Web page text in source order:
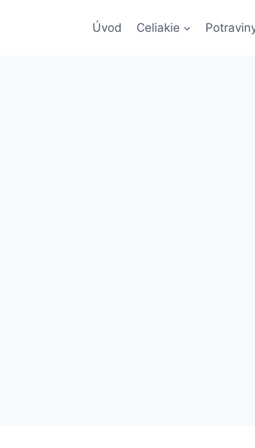
Úvod Celiakie